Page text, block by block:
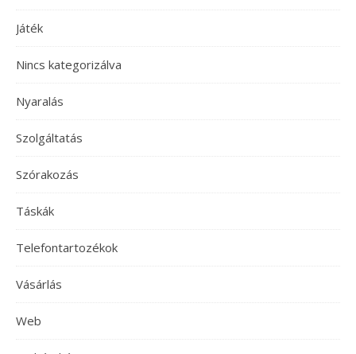
Játék
Nincs kategorizálva
Nyaralás
Szolgáltatás
Szórakozás
Táskák
Telefontartozékok
Vásárlás
Web